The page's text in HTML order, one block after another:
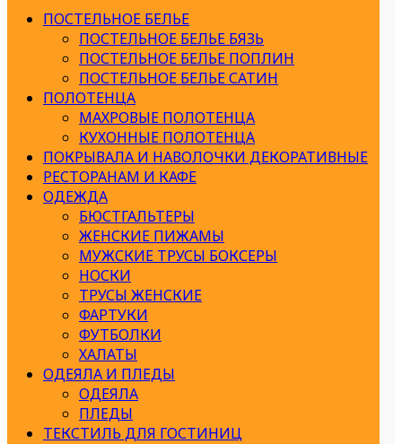
ПОСТЕЛЬНОЕ БЕЛЬЕ
ПОСТЕЛЬНОЕ БЕЛЬЕ БЯЗЬ
ПОСТЕЛЬНОЕ БЕЛЬЕ ПОПЛИН
ПОСТЕЛЬНОЕ БЕЛЬЕ САТИН
ПОЛОТЕНЦА
МАХРОВЫЕ ПОЛОТЕНЦА
КУХОННЫЕ ПОЛОТЕНЦА
ПОКРЫВАЛА И НАВОЛОЧКИ ДЕКОРАТИВНЫЕ
РЕСТОРАНАМ И КАФЕ
ОДЕЖДА
БЮСТГАЛЬТЕРЫ
ЖЕНСКИЕ ПИЖАМЫ
МУЖСКИЕ ТРУСЫ БОКСЕРЫ
НОСКИ
ТРУСЫ ЖЕНСКИЕ
ФАРТУКИ
ФУТБОЛКИ
ХАЛАТЫ
ОДЕЯЛА И ПЛЕДЫ
ОДЕЯЛА
ПЛЕДЫ
ТЕКСТИЛЬ ДЛЯ ГОСТИНИЦ